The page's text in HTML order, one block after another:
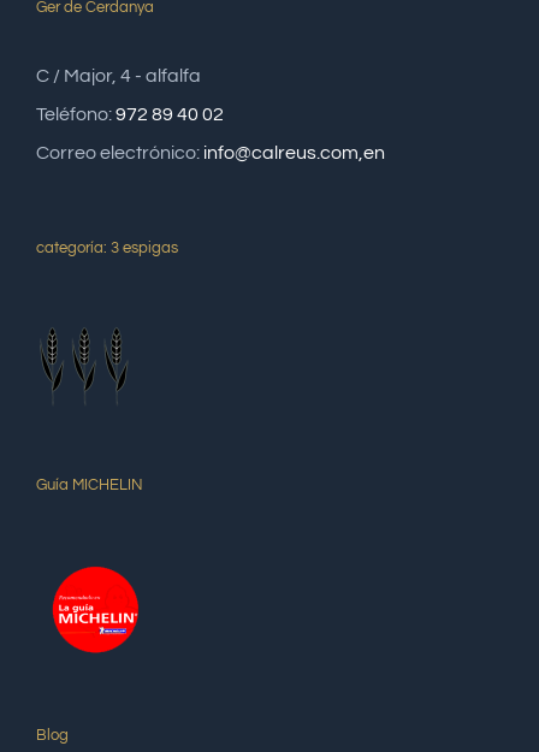
Ger de Cerdanya
C / Major, 4 - alfalfa
Teléfono:972 89 40 02
Correo electrónico: info@calreus.com,en
categoría: 3 espigas
Guía MICHELIN
Blog